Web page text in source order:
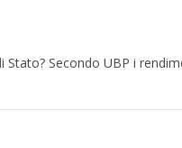
Secondo UBP i